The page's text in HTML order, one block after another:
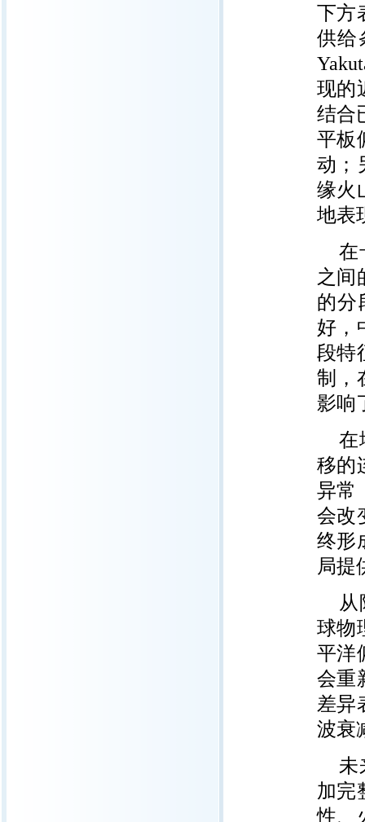
下方
供给
现的
结合
平板
动；
缘火
地表
在
之间
的分
好，
段特
制，
影响
在
移的
异常
会改
终形
局提
球物
平洋
会重
差异
波衰
未
加完
性、